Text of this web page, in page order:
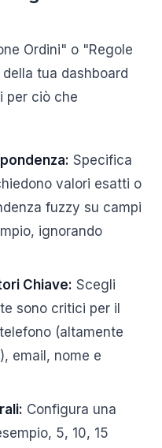
Ordini" o "Regole
tua dashboard
per ciò che
Specifica
valori esatti o
fuzzy su campi
ignorando
Chiave: Scegli
sono critici per il
(altamente
email, nome e
Configura una
5, 10, 15